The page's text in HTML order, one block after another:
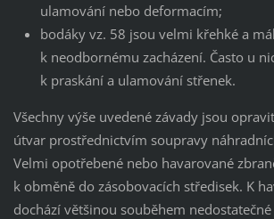
ulamování nebo deformacím;
bodáky vz. 58 jsou velmi křehké a
k neodbornému zacházení. Často u
k praskání a ulamování střenek.
Všechny výše uvedené závady jsou
útvar prostřednictvím soupravy
Velmi opotřebené nebo havarované
k obměně do zásobovacích středisek. K
dochází většinou souběhem